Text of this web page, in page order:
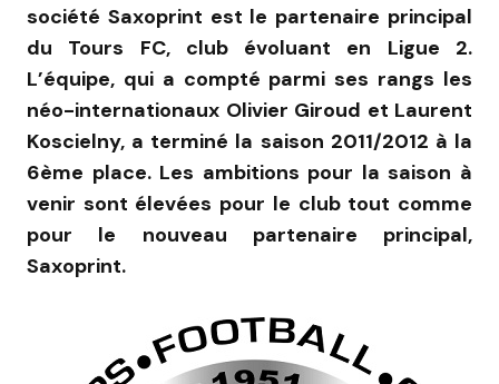
société Saxoprint est le partenaire principal
du Tours FC, club évoluant en Ligue 2.
L’équipe, qui a compté parmi ses rangs les
néo-internationaux Olivier Giroud et Laurent
Koscielny, a terminé la saison 2011/2012 à la
6ème place. Les ambitions pour la saison à
venir sont élevées pour le club tout comme
pour le nouveau partenaire principal,
Saxoprint.